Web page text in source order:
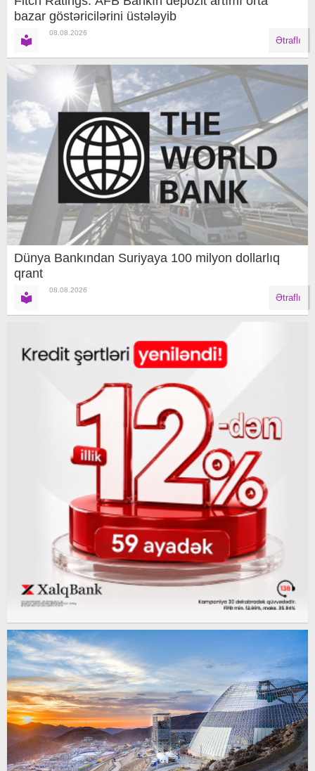
bazar göstəricilərini üstələyib
08.08.2026
Ətraflı
Dünya Bankından Suriyaya 100 milyon dollarlıq
qrant
08.08.2026
Ətraflı